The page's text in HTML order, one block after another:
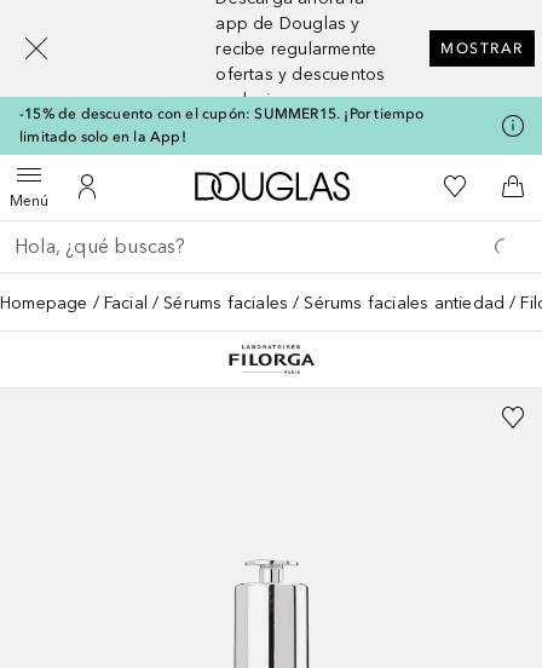
app de Douglas y
recibe regularmente
ofertas y descuentos
exclusivos
MOSTRAR
-15% de descuento con el cupón: SUMMER15. ¡Por tiempo
limitado solo en la App!
MenúAbrir menúMi cuenta
A Douglas HomeMi lista de
A
Regresar
Ejecutar búsqueda
Homepage Facial Sérums faciales Sérums faciales antiedad
[navigation.slideout.screenreader]